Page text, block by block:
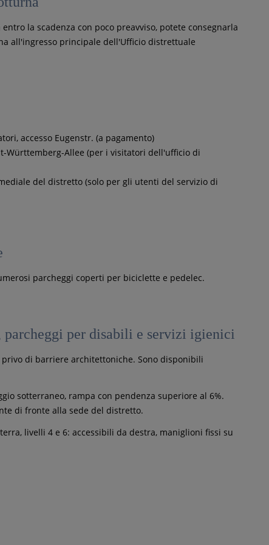
la scadenza con poco preavviso, potete consegnarla
all'ingresso principale dell'Ufficio distrettuale
accesso Eugenstr. (a pagamento)
Württemberg-Allee (per i visitatori dell'ufficio di
del distretto (solo per gli utenti del servizio di
parcheggi coperti per biciclette e pedelec.
parcheggi per disabili e servizi igienici
di barriere architettoniche. Sono disponibili
sotterraneo, rampa con pendenza superiore al 6%.
di fronte alla sede del distretto.
livelli 4 e 6: accessibili da destra, maniglioni fissi su